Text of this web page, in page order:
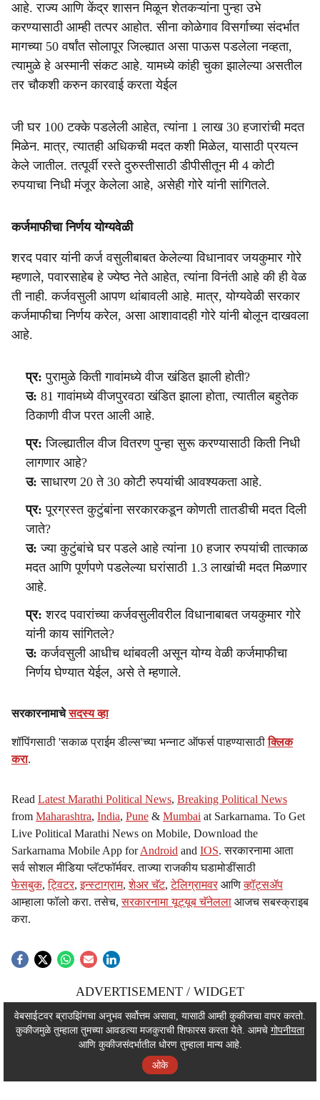
आहे. राज्य आणि केंद्र शासन मिळून शेतकऱ्यांना पुन्हा उभे
करण्यासाठी आम्ही तत्पर आहोत. सीना कोळेगाव विसर्गाच्या संदर्भात
मागच्या 50 वर्षांत सोलापूर जिल्ह्यात असा पाऊस पडलेला नव्हता,
त्यामुळे हे अस्मानी संकट आहे. यामध्ये कांही चुका झालेल्या असतील
तर चौकशी करुन कारवाई करता येईल
जी घर 100 टक्के पडलेली आहेत, त्यांना 1 लाख 30 हजारांची मदत
मिळेन. मात्र, त्यातही अधिकची मदत कशी मिळेल, यासाठी प्रयत्न
केले जातील. तत्पूर्वी रस्ते दुरुस्तीसाठी डीपीसीतून मी 4 कोटी
रुपयाचा निधी मंजूर केलेला आहे, असेही गोरे यांनी सांगितले.
कर्जमाफीचा निर्णय योग्यवेळी
शरद पवार यांनी कर्ज वसुलीबाबत केलेल्या विधानावर जयकुमार गोरे
म्हणाले, पवारसाहेब हे ज्येष्ठ नेते आहेत, त्यांना विनंती आहे की ही वेळ
ती नाही. कर्जवसुली आपण थांबावली आहे. मात्र, योग्यवेळी सरकार
कर्जमाफीचा निर्णय करेल, असा आशावादही गोरे यांनी बोलून दाखवला
आहे.
प्र: पुरामुळे किती गावांमध्ये वीज खंडित झाली होती?
उ: 81 गावांमध्ये वीजपुरवठा खंडित झाला होता, त्यातील बहुतेक
ठिकाणी वीज परत आली आहे.
प्र: जिल्ह्यातील वीज वितरण पुन्हा सुरू करण्यासाठी किती निधी
लागणार आहे?
उ: साधारण 20 ते 30 कोटी रुपयांची आवश्यकता आहे.
प्र: पूरग्रस्त कुटुंबांना सरकारकडून कोणती तातडीची मदत दिली
जाते?
उ: ज्या कुटुंबांचे घर पडले आहे त्यांना 10 हजार रुपयांची तात्काळ
मदत आणि पूर्णपणे पडलेल्या घरांसाठी 1.3 लाखांची मदत मिळणार
आहे.
प्र: शरद पवारांच्या कर्जवसुलीवरील विधानाबाबत जयकुमार गोरे
यांनी काय सांगितले?
उ: कर्जवसुली आधीच थांबवली असून योग्य वेळी कर्जमाफीचा
निर्णय घेण्यात येईल, असे ते म्हणाले.
सरकारनामाचेसदस्य व्हा
शॉपिंगसाठी 'सकाळ प्राईम डील्स'च्या भन्नाट ऑफर्स पाहण्यासाठीक्लिक
करा.
Read Latest Marathi Political News, Breaking Political News
from Maharashtra, India, Pune & Mumbai at Sarkarnama. To Get
Live Political Marathi News on Mobile, Download the
Sarkarnama Mobile App forAndroid and IOS. सरकारनामा आता
सर्व सोशल मीडिया प्लॅटफॉर्मवर. ताज्या राजकीय घडामोडींसाठी
फेसबुक,ट्विटर,इन्स्टाग्राम,शेअर चॅट,टेलिग्रामवर आणिव्हॉट्सॲप
आम्हाला फॉलो करा. तसेच,सरकारनामा यूट्यूब चॅनेलला आजच सबस्क्राइब
करा.
ADVERTISEMENT / WIDGET
ADVERTISEMENT / WIDGET
ADVERTISEMENT / WIDGET
वेबसाईटवर ब्राउझिंगचा अनुभव सर्वोत्तम असावा, यासाठी आम्ही कुकीजचा वापर करतो.
कुकीजमुळे तुम्हाला तुमच्या आवडत्या मजकुराची शिफारस करता येते. आमचे गोपनीयता
आणि कुकीजसंदर्भातील धोरण तुम्हाला मान्य आहे.
ओके